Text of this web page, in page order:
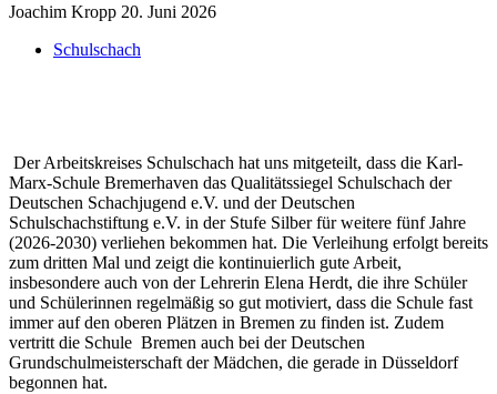
Joachim Kropp 20. Juni 2026
Schulschach
Der Arbeitskreises Schulschach hat uns mitgeteilt, dass die Karl-
Marx-Schule Bremerhaven das Qualitätssiegel Schulschach der
Deutschen Schachjugend e.V. und der Deutschen
Schulschachstiftung e.V. in der Stufe Silber für weitere fünf Jahre
(2026-2030) verliehen bekommen hat. Die Verleihung erfolgt bereits
zum dritten Mal und zeigt die kontinuierlich gute Arbeit,
insbesondere auch von der Lehrerin Elena Herdt, die ihre Schüler
und Schülerinnen regelmäßig so gut motiviert, dass die Schule fast
immer auf den oberen Plätzen in Bremen zu finden ist. Zudem
vertritt die Schule Bremen auch bei der Deutschen
Grundschulmeisterschaft der Mädchen, die gerade in Düsseldorf
begonnen hat.